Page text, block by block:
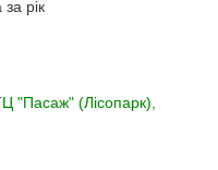
рік
"Пасаж" (Лісопарк),